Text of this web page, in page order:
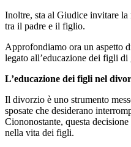
Inoltre, sta al Giudice invitare
tra il padre e il figlio.
Approfondiamo ora un aspetto
legato all’educazione dei figli di
L’educazione dei figli nel
Il divorzio è uno strumento
sposate che desiderano
Ciononostante, questa
nella vita dei figli.